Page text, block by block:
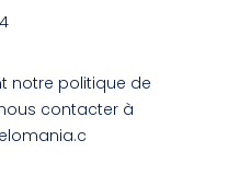
notre politique de
contacter à